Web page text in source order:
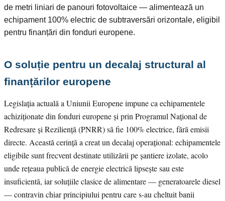
de metri liniari de panouri fotovoltaice — alimentează un
echipament 100% electric de subtraversări orizontale, eligibil
pentru finanțări din fonduri europene.
O soluție pentru un decalaj structural al
finanțărilor europene
Legislația actuală a Uniunii Europene impune ca echipamentele
achiziționate din fonduri europene și prin Programul Național de
Redresare și Reziliență (PNRR) să fie 100% electrice, fără emisii
directe. Această cerință a creat un decalaj operațional: echipamentele
eligibile sunt frecvent destinate utilizării pe șantiere izolate, acolo
unde rețeaua publică de energie electrică lipsește sau este
insuficientă, iar soluțiile clasice de alimentare — generatoarele diesel
— contravin chiar principiului pentru care s-au cheltuit banii